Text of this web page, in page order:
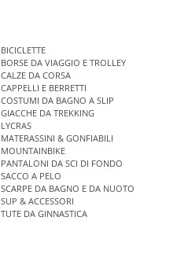
BICICLETTE
BORSE DA VIAGGIO E TROLLEY
CALZE DA CORSA
CAPPELLI E BERRETTI
COSTUMI DA BAGNO A SLIP
GIACCHE DA TREKKING
LYCRAS
MATERASSINI & GONFIABILI
MOUNTAINBIKE
PANTALONI DA SCI DI FONDO
SACCO A PELO
SCARPE DA BAGNO E DA NUOTO
SUP & ACCESSORI
TUTE DA GINNASTICA